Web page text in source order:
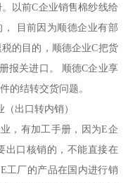
以前C企业销售棉纱线给
目前因为顺德企业有部
的目的，顺德企业C把货
报关进口。 顺德C企业享
的结转交货问题。
出口转内销）
，有加工手册，因为E企
出口核销的，不能直接在
工厂的产品在国内进行销